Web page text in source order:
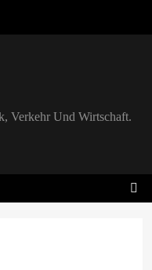
Verkehr Und Wirtschaft.